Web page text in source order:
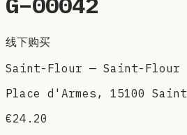
线下购买
Saint-Flour — Saint-Flour
Place d'Armes, 15100
€24.20